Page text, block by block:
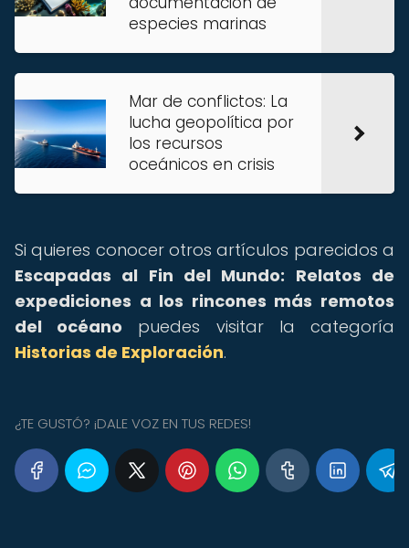
especies marinas
Mar de conflictos: La
lucha geopolítica por
los recursos
oceánicos en crisis
Si quieres conocer otros artículos parecidos a
Escapadas al Fin del Mundo: Relatos de
expediciones a los rincones más remotos
del océano puedes visitar la categoría
Historias de Exploración.
¿TE GUSTÓ? ¡DALE VOZ EN TUS REDES!